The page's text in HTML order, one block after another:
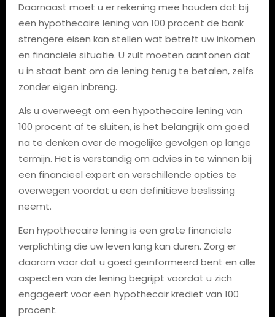
Daarnaast moet u er rekening mee houden dat bij
een hypothecaire lening van 100 procent de bank
strengere eisen kan stellen wat betreft uw inkomen
en financiële situatie. U zult moeten aantonen dat
u in staat bent om de lening terug te betalen, zelfs
zonder eigen inbreng.
Als u overweegt om een hypothecaire lening van
100 procent af te sluiten, is het belangrijk om goed
na te denken over de mogelijke gevolgen op lange
termijn. Het is verstandig om advies in te winnen bij
een financieel expert en verschillende opties te
overwegen voordat u een definitieve beslissing
neemt.
Een hypothecaire lening is een grote financiële
verplichting die uw leven lang kan duren. Zorg er
daarom voor dat u goed geïnformeerd bent en alle
aspecten van de lening begrijpt voordat u zich
engageert voor een hypothecair krediet van 100
procent.